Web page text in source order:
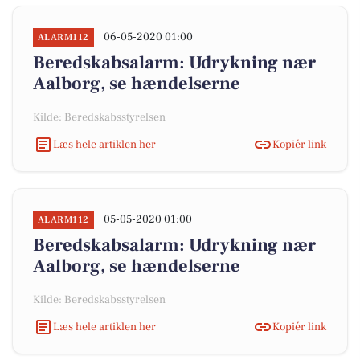
ALARM112 06-05-2020 01:00
Beredskabsalarm: Udrykning nær
Aalborg, se hændelserne
Kilde: Beredskabsstyrelsen
Læs hele artiklen her
Kopiér link
ALARM112 05-05-2020 01:00
Beredskabsalarm: Udrykning nær
Aalborg, se hændelserne
Kilde: Beredskabsstyrelsen
Læs hele artiklen her
Kopiér link